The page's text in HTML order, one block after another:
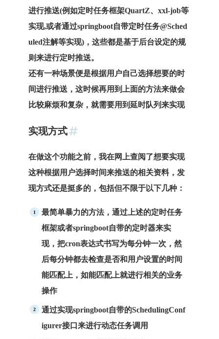
进行推送(例如定时任务框架QuartZ、xxl-job等
实现,或者通过springboot自带定时任务@Sched
uled注解等实现)，这些都是基于后台设定的规
则来进行定时推送。
还有一种场景便是根据用户自己选择想要的时
间进行推送，这时候再用到上面的方法来做会
比较麻烦和复杂，就需要用到延时队列来实现
实现方式
在做这个功能之前，我在网上查阅了想要实现
这种根据用户选择时间来推送的相关资料，发
现方式还是挺多的，包括但不限于以下几种：
最简单暴力的方法，通过上述的定时任务
框架或者springboot自带的定时器来实
现，把cron表达式书写为每分钟一次，然
后每分钟都去检查是否和用户设置的时间
能匹配上，如能匹配上就进行相关的业务
操作
通过实现springboot自带的SchedulingConf
igurer接口来进行动态任务调用